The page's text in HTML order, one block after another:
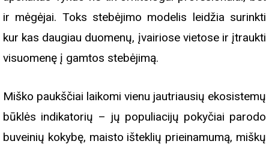
ir mėgėjai. Toks stebėjimo modelis leidžia surinkti
kur kas daugiau duomenų, įvairiose vietose ir įtraukti
visuomenę į gamtos stebėjimą.
Miško paukščiai laikomi vienu jautriausių ekosistemų
būklės indikatorių – jų populiacijų pokyčiai parodo
buveinių kokybę, maisto išteklių prieinamumą, miškų